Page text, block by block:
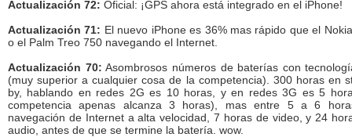
Actualización 72: Oficial: ¡GPS ahora está integrado en el iPhone!
Actualización 71: El nuevo iPhone es 36% mas rápido que el
o el Palm Treo 750 navegando el Internet.
Actualización 70: Asombrosos números de baterías con
(muy superior a cualquier cosa de la competencia). 300 horas en
by, hablando en redes 2G es 10 horas, y en redes 3G es 5
competencia apenas alcanza 3 horas), mas entre 5 a 6
navegación de Internet a alta velocidad, 7 horas de video, y 24
audio, antes de que se termine la batería. wow.